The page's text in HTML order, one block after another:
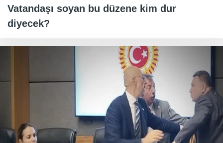
Vatandaşı soyan bu düzene kim dur
diyecek?